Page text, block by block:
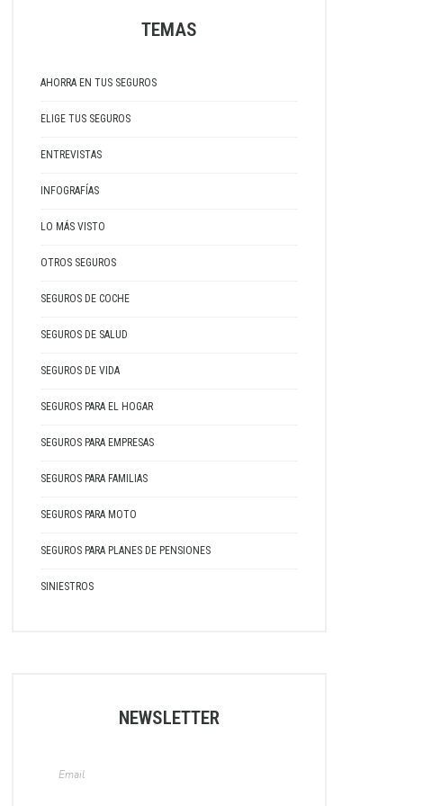
TEMAS
AHORRA EN TUS SEGUROS
ELIGE TUS SEGUROS
ENTREVISTAS
INFOGRAFÍAS
LO MÁS VISTO
OTROS SEGUROS
SEGUROS DE COCHE
SEGUROS DE SALUD
SEGUROS DE VIDA
SEGUROS PARA EL HOGAR
SEGUROS PARA EMPRESAS
SEGUROS PARA FAMILIAS
SEGUROS PARA MOTO
SEGUROS PARA PLANES DE PENSIONES
SINIESTROS
NEWSLETTER